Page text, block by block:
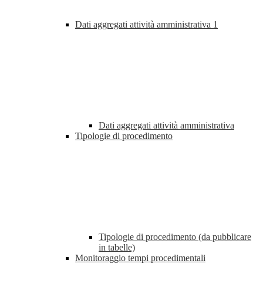
Dati aggregati attività amministrativa 1
Dati aggregati attività amministrativa
Tipologie di procedimento
Tipologie di procedimento (da pubblicare
in tabelle)
Monitoraggio tempi procedimentali